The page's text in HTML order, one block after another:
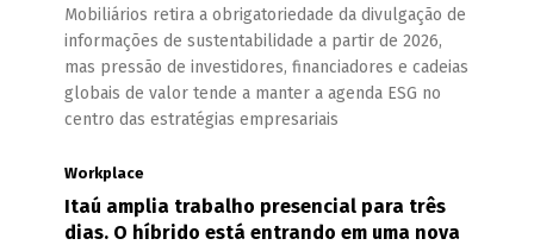
Mobiliários retira a obrigatoriedade da divulgação de
informações de sustentabilidade a partir de 2026,
mas pressão de investidores, financiadores e cadeias
globais de valor tende a manter a agenda ESG no
centro das estratégias empresariais
Workplace
Itaú amplia trabalho presencial para três
dias. O híbrido está entrando em uma nova